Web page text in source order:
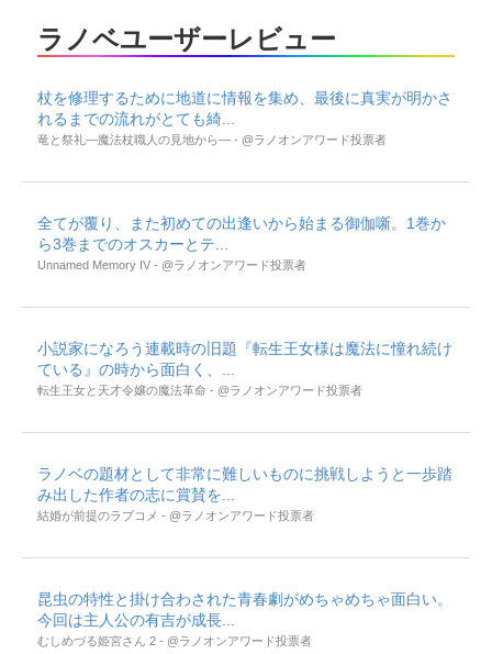
ラノベユーザーレビュー
杖を修理するために地道に情報を集め、最後に真実が明かさ
れるまでの流れがとても綺...
竜と祭礼―魔法杖職人の見地から― - @ラノオンアワード投票者
全てが覆り、また初めての出逢いから始まる御伽噺。1巻か
ら3巻までのオスカーとテ...
Unnamed Memory IV - @ラノオンアワード投票者
小説家になろう連載時の旧題『転生王女様は魔法に憧れ続け
ている』の時から面白く、...
転生王女と天才令嬢の魔法革命 - @ラノオンアワード投票者
ラノベの題材として非常に難しいものに挑戦しようと一歩踏
み出した作者の志に賞賛を...
結婚が前提のラブコメ - @ラノオンアワード投票者
昆虫の特性と掛け合わされた青春劇がめちゃめちゃ面白い。
今回は主人公の有吉が成長...
むしめづる姫宮さん 2 - @ラノオンアワード投票者